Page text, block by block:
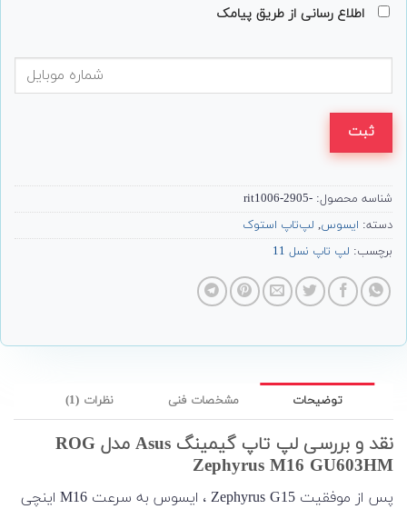
اطلاع رسانی از طریق پیامک
ثبت
شناسه محصول: -2905-rit1006
دسته: ایسوس, لپ‌تاپ استوک
برچسب: لپ تاپ نسل 11
توضیحات مشخصات فنی نظرات (1)
نقد و بررسی لپ تاپ گیمینگ Asus مدل ROG
Zephyrus M16 GU603HM
پس از موفقیت Zephyrus G15 ، ایسوس به سرعت M16 اینچی